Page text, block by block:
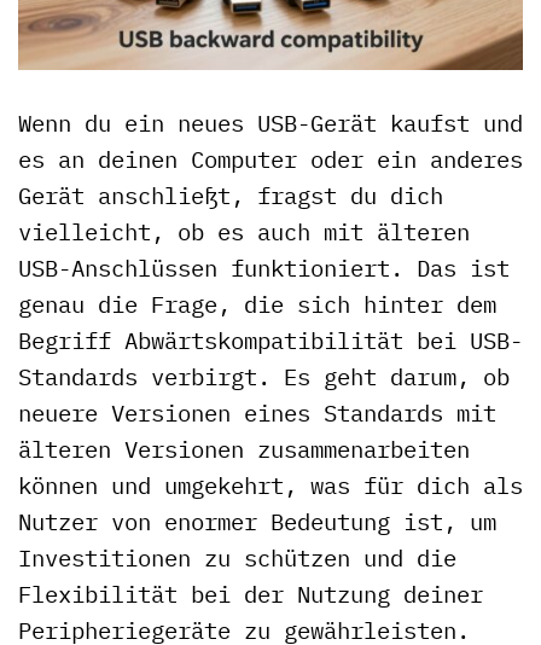
Wenn du ein neues USB-Gerät kaufst und
es an deinen Computer oder ein anderes
Gerät anschließt, fragst du dich
vielleicht, ob es auch mit älteren
USB-Anschlüssen funktioniert. Das ist
genau die Frage, die sich hinter dem
Begriff Abwärtskompatibilität bei USB-
Standards verbirgt. Es geht darum, ob
neuere Versionen eines Standards mit
älteren Versionen zusammenarbeiten
können und umgekehrt, was für dich als
Nutzer von enormer Bedeutung ist, um
Investitionen zu schützen und die
Flexibilität bei der Nutzung deiner
Peripheriegeräte zu gewährleisten.